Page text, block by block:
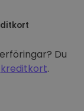
Du
kreditkort.